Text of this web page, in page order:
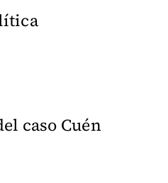
caso Cuén